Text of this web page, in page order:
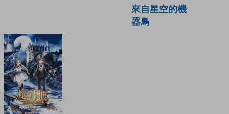
來自星空的機
器鳥